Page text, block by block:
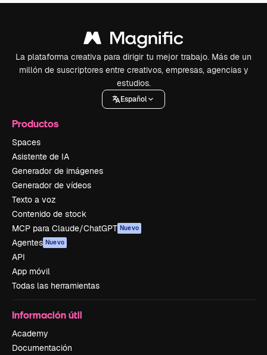
La plataforma creativa para dirigir tu mejor trabajo. Más de un
millón de suscriptores entre creativos, empresas, agencias y
estudios.
Español
Productos
Spaces
Asistente de IA
Generador de imágenes
Generador de vídeos
Texto a voz
Contenido de stock
MCP para Claude/ChatGPT Nuevo
Agentes Nuevo
API
App móvil
Todas las herramientas
Información útil
Academy
Documentación